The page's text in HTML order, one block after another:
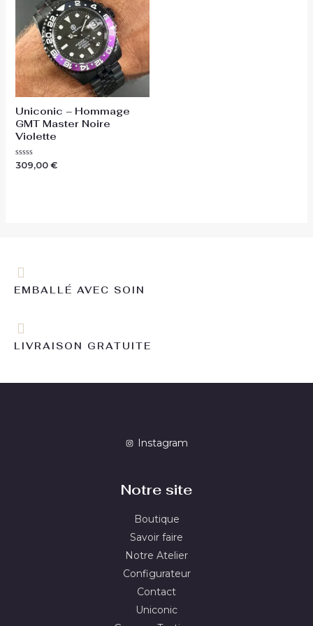
Uniconic – Hommage
GMT Master Noire
Violette
Note
309,00 €
EMBALLÉ AVEC SOIN
LIVRAISON GRATUITE
Instagram
Notre site
Boutique
Savoir faire
Notre Atelier
Configurateur
Contact
Uniconic